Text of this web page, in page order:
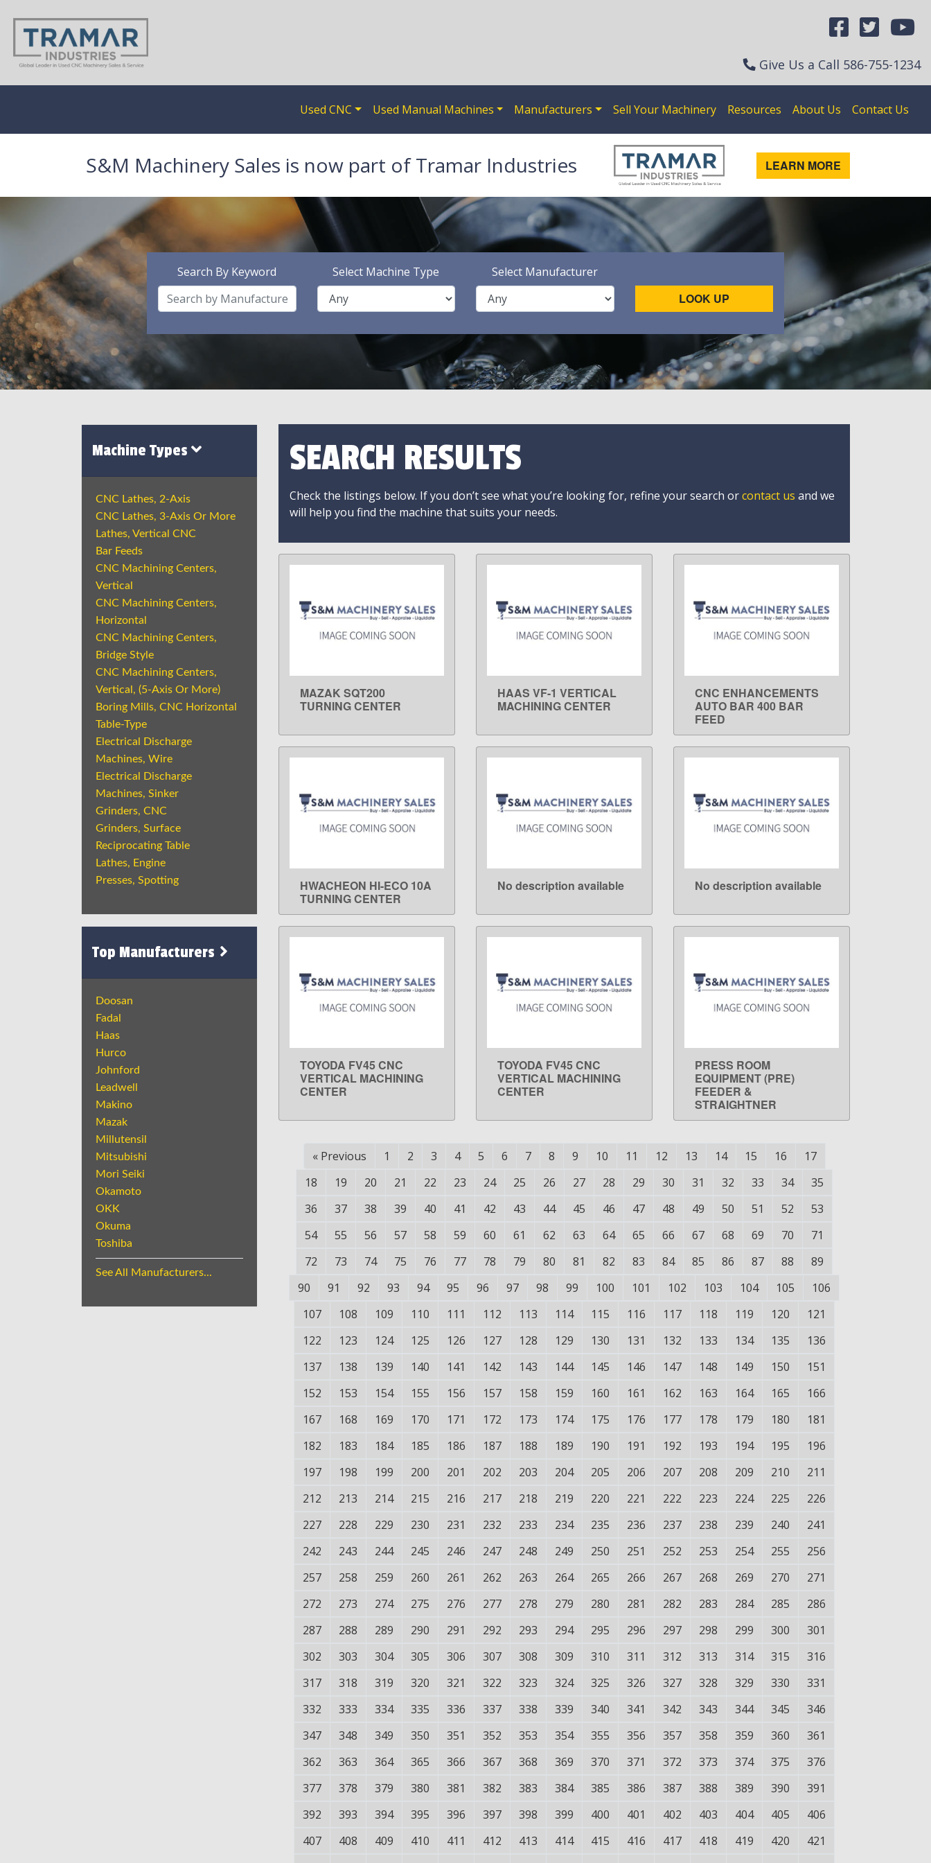
Give Us a Call 586-755-1234
Used CNC Used Manual Machines Manufacturers Sell Your Machinery Resources About Us Contact Us
S&M Machinery Sales is now part of Tramar Industries LEARN MORE
Search By Keyword Select Machine Type Select Manufacturer
LOOK UP
Machine Types
CNC Lathes, 2-Axis
CNC Lathes, 3-Axis Or More
Lathes, Vertical CNC
Bar Feeds
CNC Machining Centers,
Vertical
CNC Machining Centers,
Horizontal
CNC Machining Centers,
Bridge Style
CNC Machining Centers,
Vertical, (5-Axis Or More)
Boring Mills, CNC Horizontal
Table-Type
Electrical Discharge
Machines, Wire
Electrical Discharge
Machines, Sinker
Grinders, CNC
Grinders, Surface
Reciprocating Table
Lathes, Engine
Presses, Spotting
Top Manufacturers
Doosan
Fadal
Haas
Hurco
Johnford
Leadwell
Makino
Mazak
Millutensil
Mitsubishi
Mori Seiki
Okamoto
OKK
Okuma
Toshiba
See All Manufacturers...
SEARCH RESULTS
Check the listings below. If you don’t see what you’re looking for, refine your search orcontact us and we
will help you find the machine that suits your needs.
LEARN MORE
MAZAK SQT200
TURNING CENTER
LEARN MORE
HAAS VF-1 VERTICAL
MACHINING CENTER
LEARN MORE
CNC ENHANCEMENTS
AUTO BAR 400 BAR
FEED
LEARN MORE
HWACHEON HI-ECO 10A
TURNING CENTER
LEARN MORE
No description available LEARN MORE
No description available
LEARN MORE
TOYODA FV45 CNC
VERTICAL MACHINING
CENTER
LEARN MORE
TOYODA FV45 CNC
VERTICAL MACHINING
CENTER
LEARN MORE
PRESS ROOM
EQUIPMENT (PRE)
FEEDER &
STRAIGHTNER
« Previous 1 2 3 4 5 6 7 8 9 10 11 12 13 14 15 16
17
18
19 20 21 22 23 24 25 26 27 28 29 30 31 32 33 34
35
36
37 38 39 40 41 42 43 44 45 46 47 48 49 50 51 52
53
54
55 56 57 58 59 60 61 62 63 64 65 66 67 68 69 70
71
72
73 74 75 76 77 78 79 80 81 82 83 84 85 86 87 88
89
90
91 92 93 94 95 96 97 98 99 100 101 102 103 104 105
106
107
108 109 110 111 112 113 114 115 116 117 118 119 120
121
122
123 124 125 126 127 128 129 130 131 132 133 134 135
136
137
138 139 140 141 142 143 144 145 146 147 148 149 150
151
152
153 154 155 156 157 158 159 160 161 162 163 164 165
166
167
168 169 170 171 172 173 174 175 176 177 178 179 180
181
182
183 184 185 186 187 188 189 190 191 192 193 194 195
196
197
198 199 200 201 202 203 204 205 206 207 208 209 210
211
212
213 214 215 216 217 218 219 220 221 222 223 224 225
226
227
228 229 230 231 232 233 234 235 236 237 238 239 240
241
242
243 244 245 246 247 248 249 250 251 252 253 254 255
256
257
258 259 260 261 262 263 264 265 266 267 268 269 270
271
272
273 274 275 276 277 278 279 280 281 282 283 284 285
286
287
288 289 290 291 292 293 294 295 296 297 298 299 300
301
302
303 304 305 306 307 308 309 310 311 312 313 314 315
316
317
318 319 320 321 322 323 324 325 326 327 328 329 330
331
332
333 334 335 336 337 338 339 340 341 342 343 344 345
346
347
348 349 350 351 352 353 354 355 356 357 358 359 360
361
362
363 364 365 366 367 368 369 370 371 372 373 374 375
376
377
378 379 380 381 382 383 384 385 386 387 388 389 390
391
392
393 394 395 396 397 398 399 400 401 402 403 404 405
406
407
408 409 410 411 412 413 414 415 416 417 418 419 420
421